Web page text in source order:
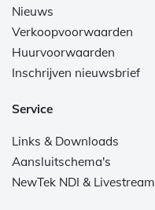
Nieuws
Verkoopvoorwaarden
Huurvoorwaarden
Inschrijven nieuwsbrief
Service
Links & Downloads
Aansluitschema's
NewTek NDI & Livestream